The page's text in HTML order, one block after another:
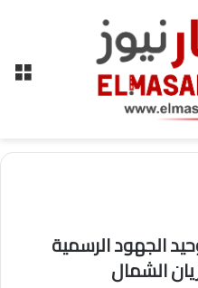
الجهود الرسمية
الشمال